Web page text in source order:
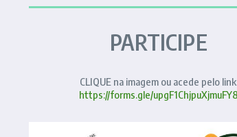
PARTICIPE
CLIQUE na imagem ou acede pelo
https://forms.gle/upgF1ChjpuXjmuFY8